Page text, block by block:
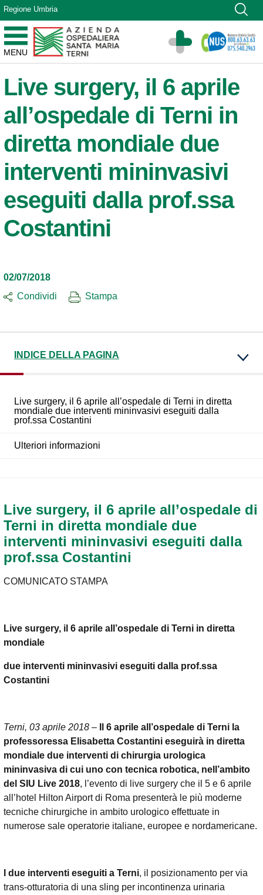
Vai ai contenuti
Vai al menu di navigazione
Vai al footer
Regione Umbria
MENU
Azienda Ospedaliera Santa Maria di Terni
Sito Istituzionale
Live surgery, il 6 aprile
all’ospedale di Terni in
diretta mondiale due
interventi mininvasivi
eseguiti dalla prof.ssa
Costantini
02/07/2018
Condividi
Stampa
INDICE DELLA PAGINA
Live surgery, il 6 aprile all’ospedale di Terni in diretta
mondiale due interventi mininvasivi eseguiti dalla
prof.ssa Costantini
Ulteriori informazioni
Live surgery, il 6 aprile all’ospedale di
Terni in diretta mondiale due
interventi mininvasivi eseguiti dalla
prof.ssa Costantini
COMUNICATO STAMPA
Live surgery, il 6 aprile all’ospedale di Terni in diretta
mondiale
due interventi mininvasivi eseguiti dalla prof.ssa
Costantini
Terni, 03 aprile 2018 –
Il 6 aprile all’ospedale di Terni la
professoressa Elisabetta Costantini eseguirà in diretta
mondiale due interventi di chirurgia urologica
mininvasiva di cui uno con tecnica robotica, nell’ambito
del SIU Live 2018, l’evento di live surgery che il 5 e 6 aprile
all’hotel Hilton Airport di Roma presenterà le più moderne
tecniche chirurgiche in ambito urologico effettuate in
numerose sale operatorie italiane, europee e nordamericane.
I due interventi eseguiti a Terni, il posizionamento per via
trans-otturatoria di una sling per incontinenza urinaria